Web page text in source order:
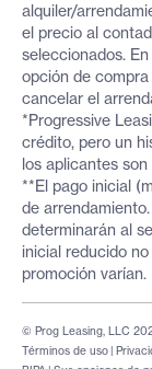
alquiler/
el precio al
seleccionados.
opción de
cancelar el
*Progressive
crédito, pero un
los aplicantes son
**El pago inicial
de
determinarán al
inicial reducido
promoción varían.
Términos de uso |
© Prog Leasing, LLC